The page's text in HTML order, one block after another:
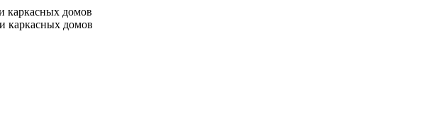
каркасных домов
каркасных домов